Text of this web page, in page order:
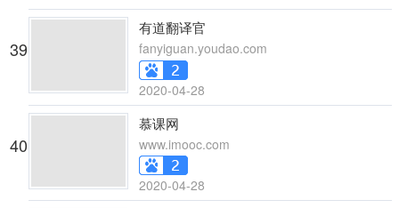
39
有道翻译官
fanyiguan.youdao.com
2020-04-28
40
慕课网
www.imooc.com
2020-04-28